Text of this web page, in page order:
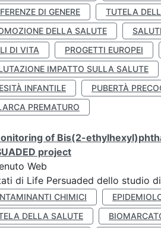
DI GENERE
TUTELA
DELLA SALUTE
DI VITA
PROGETTI EUROPEI
IMPATTO SULLA SALUTE
INFANTILE
PUBERTÀ
PREMATURO
of Bis(2-
project
Web
di Life Persuaded dello studio
CHIMICI
DELLA SALUTE